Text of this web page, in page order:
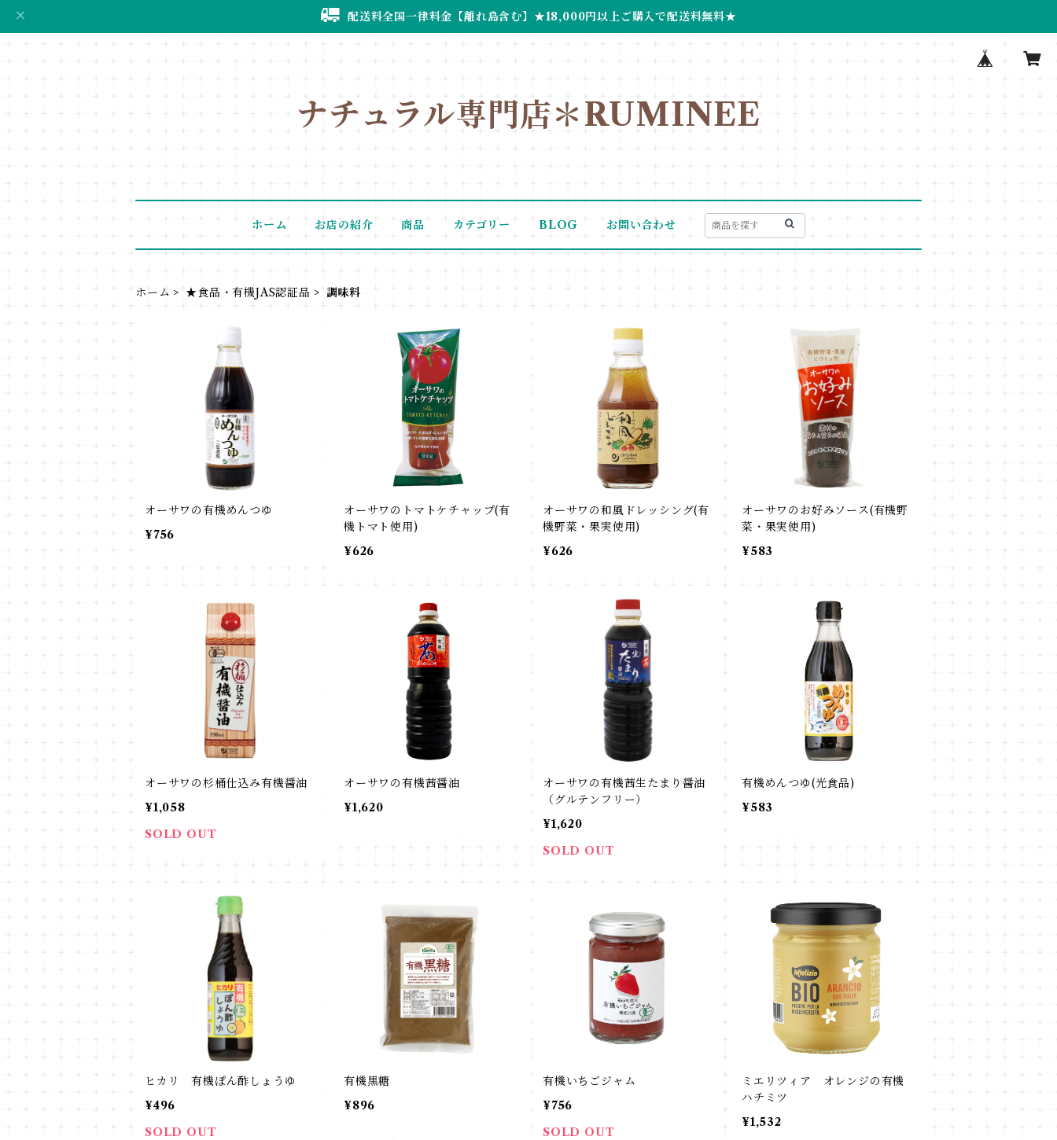
配送料全国一律料金【離れ島含む】★18,000円以上ご購入で配送料無料★
ナチュラル専門店＊RUMINEE
ホーム お店の紹介 商品 カテゴリー BLOG お問い合わせ
ホーム ★食品・有機JAS認証品 調味料
オーサワの有機めんつゆ
¥756
オーサワのトマトケチャップ(有
機トマト使用)
¥626
オーサワの和風ドレッシング(有
機野菜・果実使用)
¥626
オーサワのお好みソース(有機野
菜・果実使用)
¥583
オーサワの杉桶仕込み有機醤油
¥1,058
SOLD OUT
オーサワの有機茜醤油
¥1,620
オーサワの有機茜生たまり醤油
（グルテンフリー）
¥1,620
SOLD OUT
有機めんつゆ(光食品)
¥583
ヒカリ 有機ぽん酢しょうゆ
¥496
SOLD OUT
有機黒糖
¥896
有機いちごジャム
¥756
SOLD OUT
ミエリツィア オレンジの有機
ハチミツ
¥1,532